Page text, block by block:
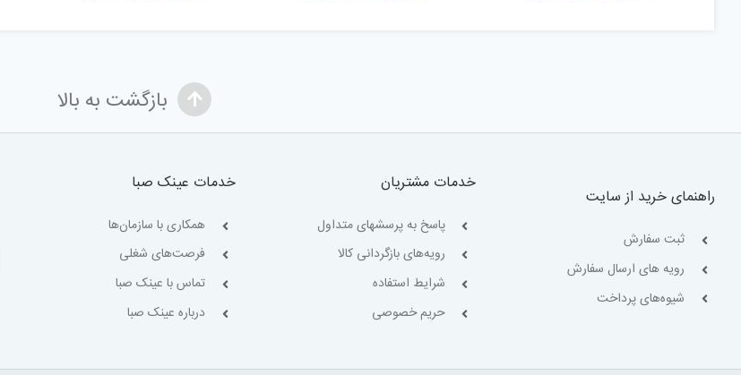
بازگشت به بالا
راهنمای خرید از سایت
ثبت سفارش
رویه های ارسال سفارش
شیوه‌های پرداخت
خدمات مشتریان
پاسخ به پرسشهای متداول
رویه‌های بازگردانی کالا
شرایط استفاده
حریم خصوصی
خدمات عینک صبا
همکاری با سازمان‌ها
فرصت‌های شغلی
تماس با عینک صبا
درباره عینک صبا